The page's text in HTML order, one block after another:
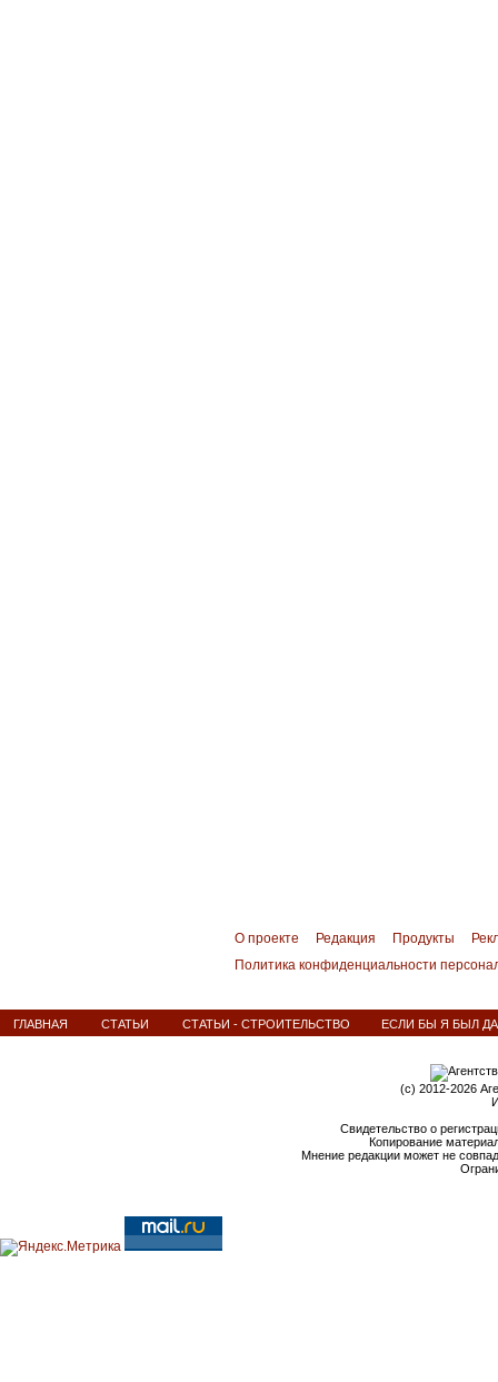
О проекте Редакция Продукты
Политика конфиденциальности
ГЛАВНАЯ СТАТЬИ СТАТЬИ - СТРОИТЕЛЬСТВО ЕСЛИ БЫ Я БЫЛ
(c) 2012-2026
Свидетельство о
Копирование
Мнение редакции может не